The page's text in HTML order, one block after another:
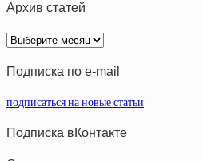
Архив статей
Архив
статей
Подписка по e-mail
подписаться на новые статьи
Подписка вКонтакте